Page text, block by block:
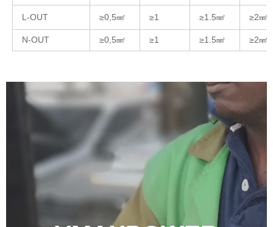
L-OUT ≥0,5㎟ ≥1 ≥1.5㎟ ≥2㎟
N-OUT ≥0,5㎟ ≥1 ≥1.5㎟ ≥2㎟